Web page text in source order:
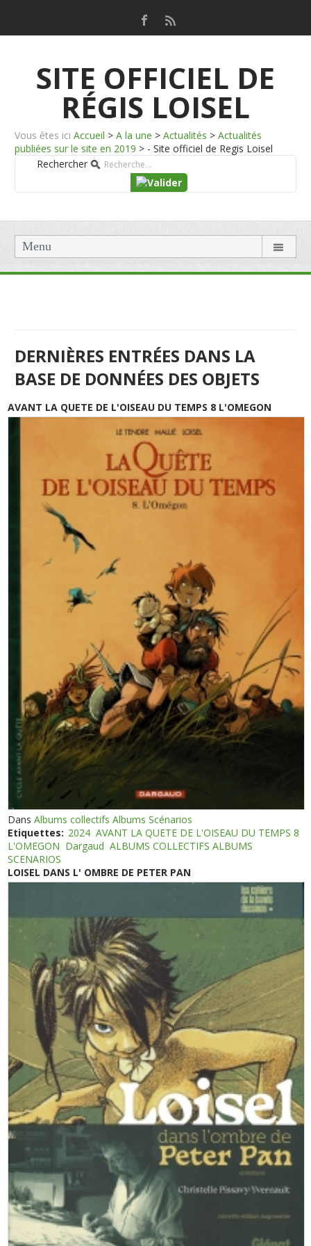
SITE OFFICIEL DE
RÉGIS LOISEL
Vous êtes ici Accueil > A la une > Actualités > Actualités
publiées sur le site en 2019 > - Site officiel de Regis Loisel
Rechercher
Menu
DERNIÈRES ENTRÉES DANS LA
BASE DE DONNÉES DES OBJETS
AVANT LA QUETE DE L'OISEAU DU TEMPS 8 L'OMEGON
DansAlbums collectifs Albums Scénarios
Etiquettes: 2024 AVANT LA QUETE DE L'OISEAU DU TEMPS 8
L'OMEGON Dargaud ALBUMS COLLECTIFS ALBUMS
SCENARIOS
LOISEL DANS L' OMBRE DE PETER PAN